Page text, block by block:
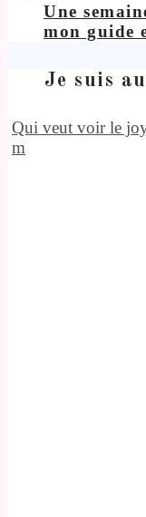
Une
mon guide
Je suis
Qui veut voir le
m